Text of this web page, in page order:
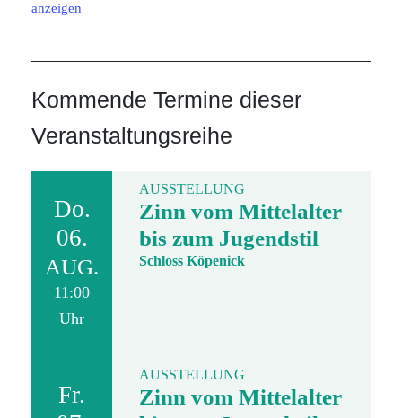
anzeigen
Kommende Termine dieser
Veranstaltungsreihe
Do.
06.
AUG.
11:00
Uhr
AUSSTELLUNG
Zinn vom Mittelalter
bis zum Jugendstil
Schloss Köpenick
Fr.
AUSSTELLUNG
Zinn vom Mittelalter